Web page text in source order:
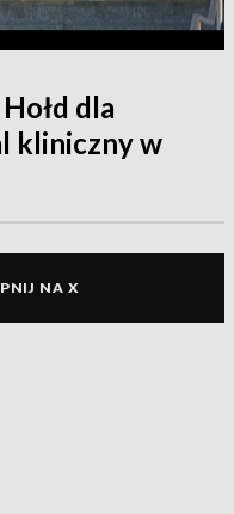
dla
kliniczny w
NA X